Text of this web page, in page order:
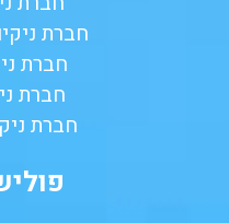
חברת
חברת
חברת
חברת